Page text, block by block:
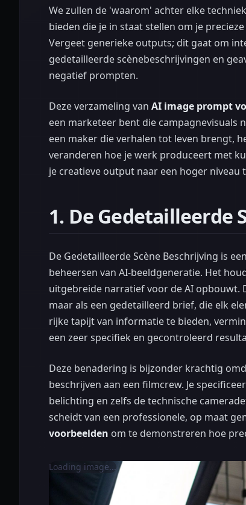
We zullen de 'waarom' achter elke
bieden die je in staat stellen om je
Vergeet generieke outputs; dit gaat om
gedetailleerde scènebeschrijvingen en
negatief prompten.
Deze verzameling van AI image prompt
een marketeer bent die
een maker die verhalen tot leven brengt,
veranderen hoe je werk produceert met
je creatieve output naar een hoger niveau
1. De Gedetailleerde
De Gedetailleerde Scène Beschrijving is
beheersen van AI-beeldgeneratie. Het
uitgebreide narratief voor de AI opbouwt.
maar als een gedetailleerd brief, die elk
rijke tapijt van informatie te bieden,
een zeer specifiek en gecontroleerd
Deze benadering is bijzonder krachtig
beschrijven aan een filmcrew. Je
belichting en zelfs de technische
scheidt van een professionele, op maat
voorbeelden om te demonstreren hoe
Loading image...